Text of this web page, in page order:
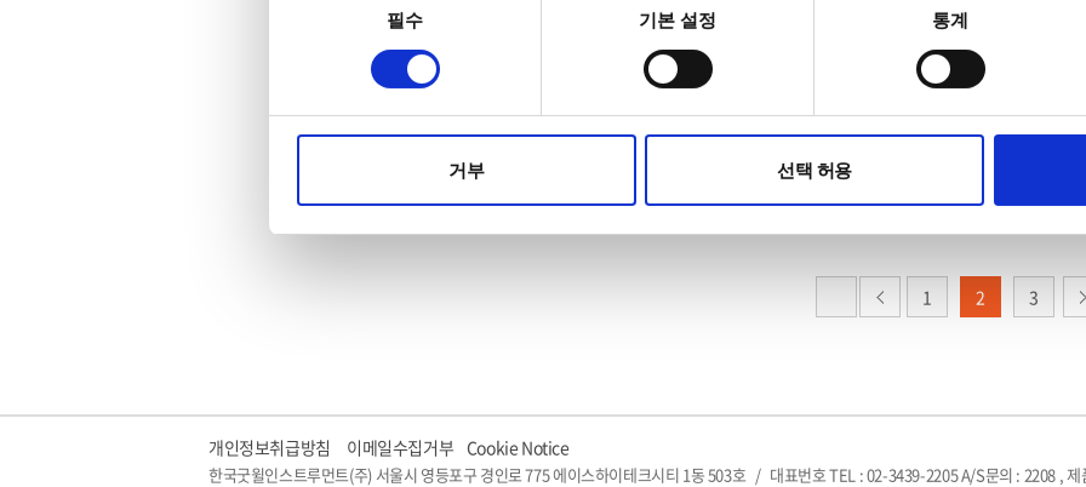
필수 기본 설정 통계
거부 선택 허용
1 2 3
개인정보취급방침 이메일수집거부 Cookie Notice
한국굿윌인스트루먼트(주) 서울시 영등포구 경인로 775 에이스하이테크시티 1동 503호 / 대표번호 TEL : 02-3439-2205 A/S문의 : 2208 ,